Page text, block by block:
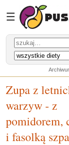
☰
Zupa z
warzyw - z
pomidorem,
i fasolką